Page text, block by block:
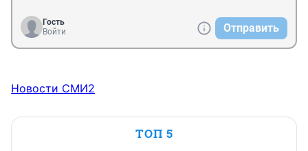
Гость
Войти
Отправить
Новости СМИ2
ТОП 5